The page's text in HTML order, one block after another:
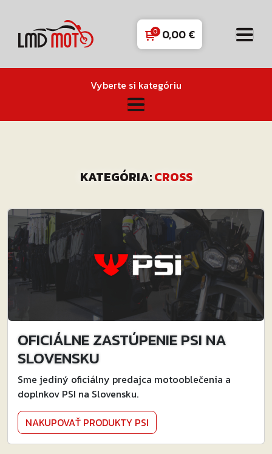
0,00€
Vyberte si kategóriu
KATEGÓRIA:CROSS
OFICIÁLNE ZASTÚPENIE PSI NA
SLOVENSKU
Sme jediný oficiálny predajca motooblečenia a
doplnkov PSI na Slovensku.
NAKUPOVAŤ PRODUKTY PSI